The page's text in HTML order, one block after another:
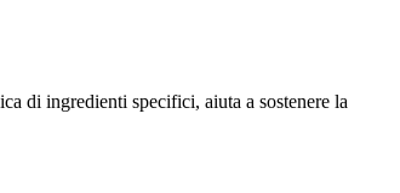
di ingredienti specifici, aiuta a sostenere la